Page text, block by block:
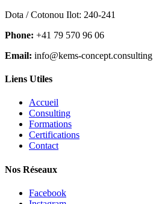
Dota / Cotonou Ilot: 240-241
Phone: +41 79 570 96 06
Email: info@kems-concept.consulting
Liens Utiles
Accueil
Consulting
Formations
Certifications
Contact
Nos Réseaux
Facebook